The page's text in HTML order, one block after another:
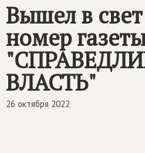
Вышел в
номер
ВЛАСТЬ"
26 октября 2022